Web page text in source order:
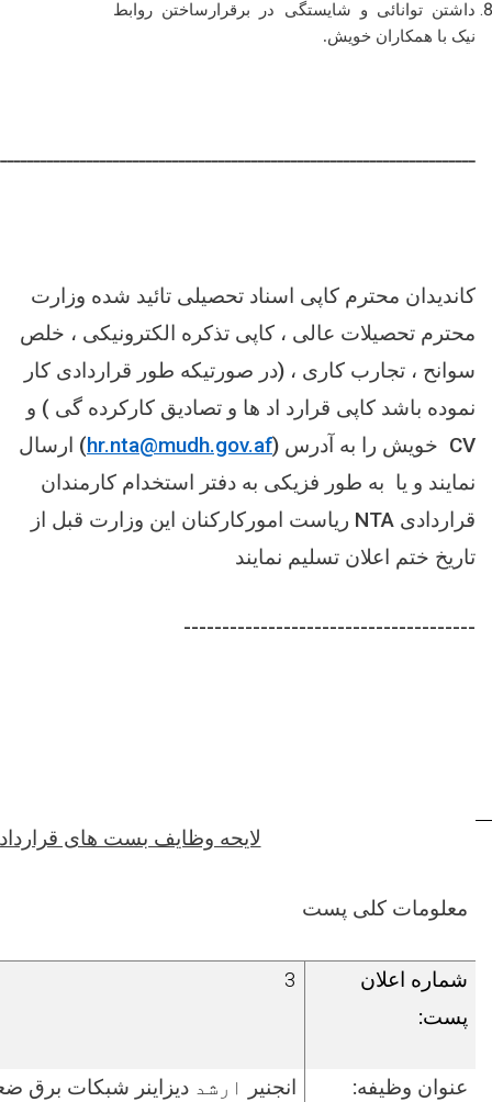
داشتن توانائی و شایستگی در برقرارساختن روابط
نیک با همکاران خویش.
کاندیدان محترم کاپی اسناد تحصیلی تائید شده وزارت
محترم تحصیلات عالی ، کاپی تذکره الکترونیکی ، خلص
سوانح ، تجارب کاری ، (در صورتیکه طور قراردادی کار
نموده باشد کاپی قرارد اد ها و تصادیق کارکرده گی ) و
CV خویش را به آدرس (hr.nta@mudh.gov.af) ارسال
نمایند و یا به طور فزیکی به دفتر استخدام کارمندان
قراردادی NTA ریاست امورکارکنان این وزارت قبل از
تاریخ ختم اعلان تسلیم نمایند
--------------------------------------
لایحه وظایف بست های
معلومات کلی پست
شماره اعلان
پست:
3
عنوان وظیفه: انجنیر ارشد دیزاینر شبکات برق